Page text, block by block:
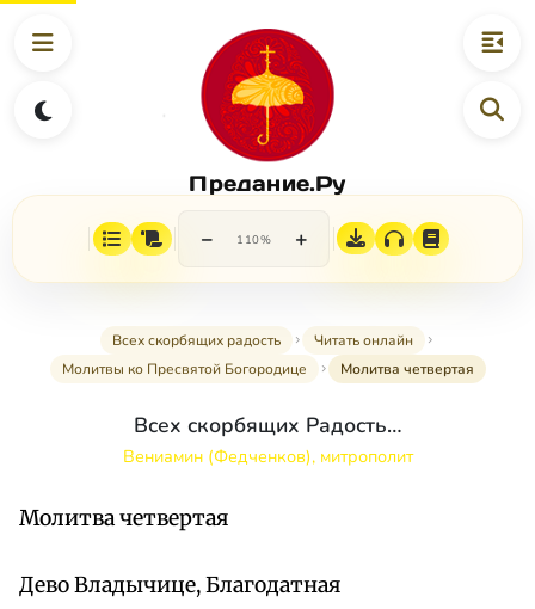
Предание.Ру
− 110% +
Всех скорбящих радость
Читать онлайн
Молитвы ко Пресвятой Богородице
Молитва четвертая
Всех скорбящих Радость…
Вениамин (Федченков), митрополит
Молитва четвертая
Дево Владычице, Благодатная